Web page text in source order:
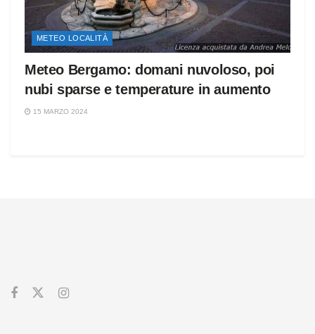
METEO LOCALITÀ
Meteo Bergamo: domani nuvoloso, poi
nubi sparse e temperature in aumento
15 MARZO 2024